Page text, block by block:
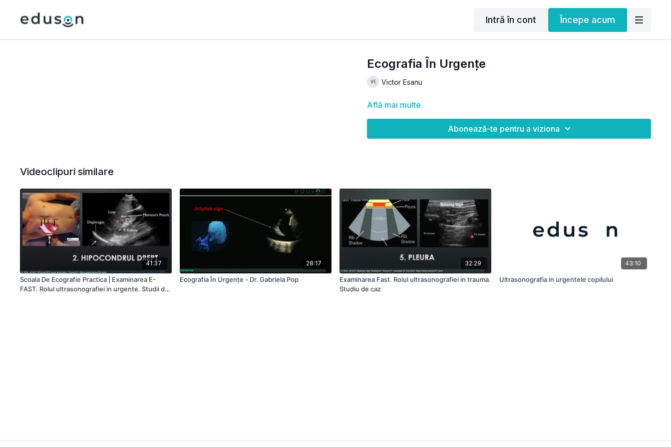
Intră în cont Începe acum
Ecografia În Urgențe
Victor Esanu
Află mai multe
Abonează-te pentru a viziona
Videoclipuri similare
41:37
Scoala De Ecografie Practica | Examinarea E-
FAST. Rolul ultrasonografiei in urgente. Studii de
28:17
Ecografia În Urgențe - Dr. Gabriela Pop
32:29
Examinarea Fast. Rolul ultrasonografiei in trauma.
Studiu de caz
43:10
Ultrasonografia in urgentele copilului